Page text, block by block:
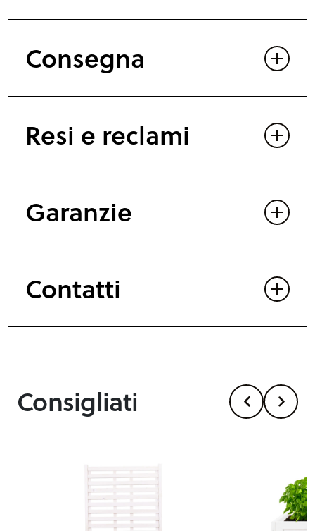
Consegna
Resi e reclami
Garanzie
Contatti
Consigliati